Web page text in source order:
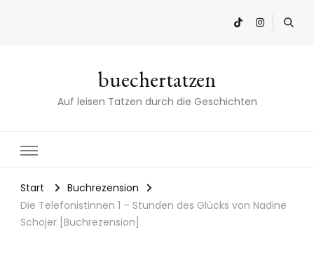
buechertatzen
Auf leisen Tatzen durch die Geschichten
Start
Buchrezension
Die Telefonistinnen 1 – Stunden des Glücks von Nadine
Schojer [Buchrezension]